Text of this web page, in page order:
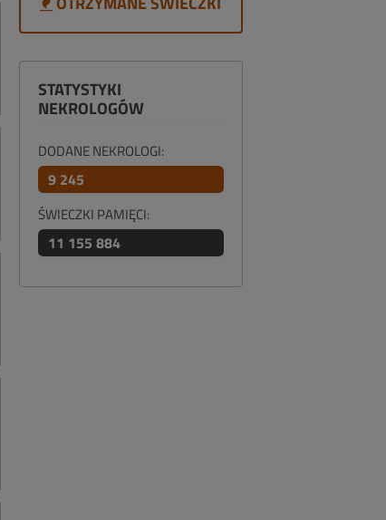
STATYSTYKI
NEKROLOGÓW
DODANE NEKROLOGI:
9 245
ŚWIECZKI PAMIĘCI:
11 155 884